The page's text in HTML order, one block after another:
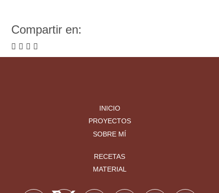
Compartir en:
INICIO
PROYECTOS
SOBRE MÍ
RECETAS
MATERIAL